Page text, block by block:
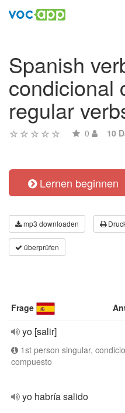
Spanish
condicional
regular
0 10
Lernen beginnen
mp3 downloaden
überprüfen
Frage
yo [salir]
1st person singular,
compuesto
yo habría salido